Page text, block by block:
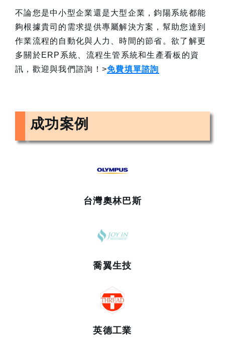
不論您是中小型企業還是大型企業，鈞陽系統都能
夠根據貴司的需求提供專屬解決方案，幫助您達到
作業流程的自動化與人力、時間的節省。欲了解更
多關於ERP系統、流程生管系統和生產看板的資
訊，歡迎與我們諮詢！>免費填單諮詢
成功案例
台灣奧林巴斯
喬翼生技
英德工業